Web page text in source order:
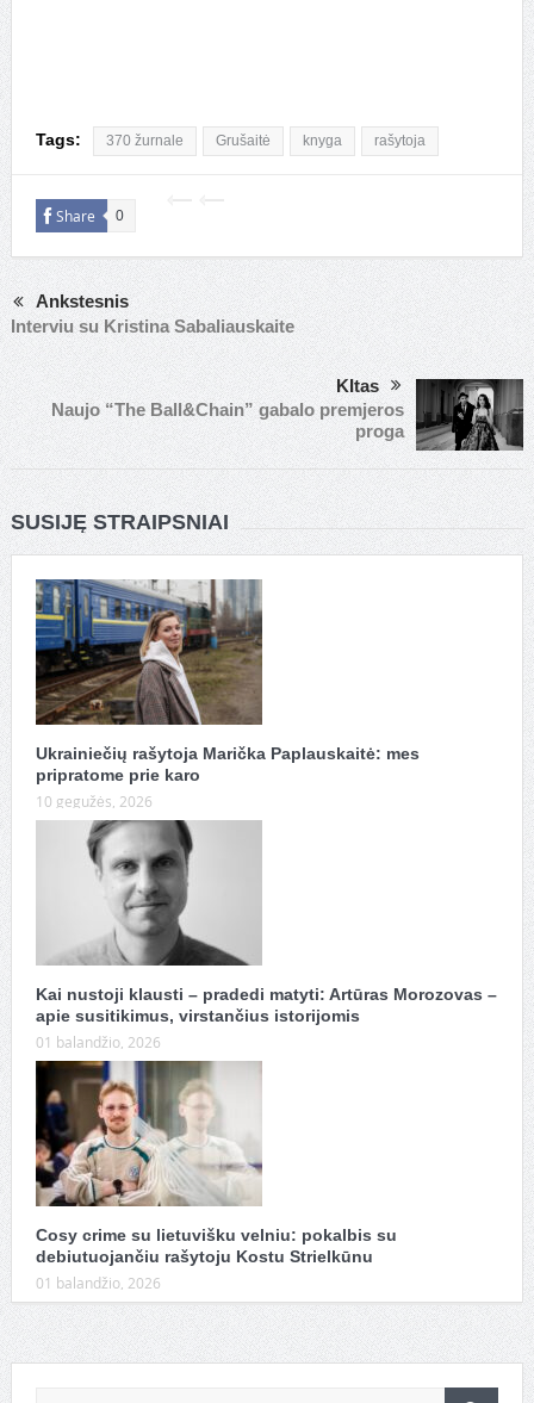
Tags: 370 žurnale Grušaitė knyga rašytoja
Share 0
Ankstesnis
Interviu su Kristina Sabaliauskaite
KItas
Naujo “The Ball&Chain” gabalo premjeros
proga
SUSIJĘ STRAIPSNIAI
Ukrainiečių rašytoja Marička Paplauskaitė: mes
pripratome prie karo
10 gegužės, 2026
Kai nustoji klausti – pradedi matyti: Artūras Morozovas –
apie susitikimus, virstančius istorijomis
01 balandžio, 2026
Cosy crime su lietuvišku velniu: pokalbis su
debiutuojančiu rašytoju Kostu Strielkūnu
01 balandžio, 2026